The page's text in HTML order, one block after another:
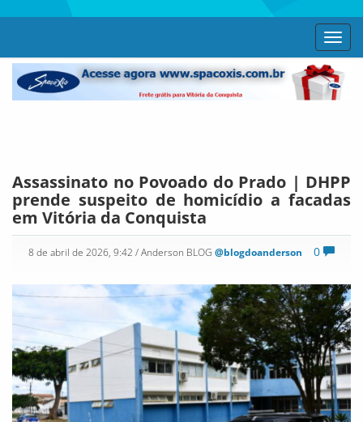
Assassinato no Povoado do Prado | DHPP
prende suspeito de homicídio a facadas
em Vitória da Conquista
0
8 de abril de 2026, 9:42 / Anderson BLOG @blogdoanderson